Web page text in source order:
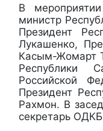
В
министр
Президент
Лукашенко,
Касым-Жомарт
Республики
Российской
Президент
Рахмон. В
секретарь